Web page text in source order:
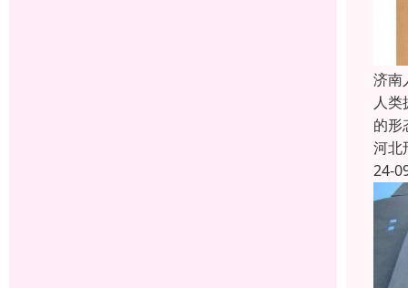
济南
人
的形
河北
24-